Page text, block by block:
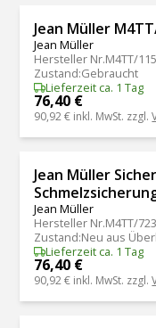
Jean Müller
Jean Müller
Hersteller Nr.M4TT/
Zustand:Gebraucht
Lieferzeit ca. 1 Tag
76,40 €
90,92 € inkl. MwSt. zzgl.
Jean Müller
Jean Müller
Hersteller Nr.M4TT/723
Zustand:Neu aus
Lieferzeit ca. 1 Tag
76,40 €
90,92 € inkl. MwSt. zzgl.